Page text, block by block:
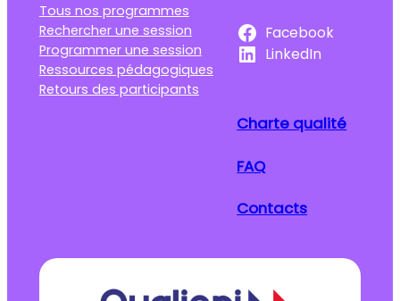
Tous nos programmes
Rechercher une session
Programmer une session
Ressources pédagogiques
Retours des participants
Facebook
LinkedIn
Charte qualité
FAQ
Contacts